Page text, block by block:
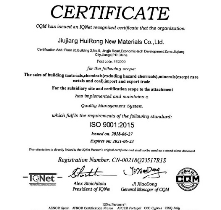
ISO9001 ENGLISH EDITION - HUIRONG NEW
MATERIAL 2018